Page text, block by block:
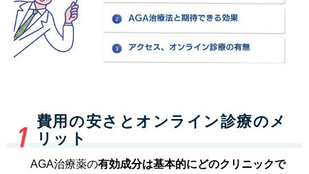
費用の安さとオンライン診療のメ
リット
AGA治療薬の有効成分は基本的にどのクリニックで